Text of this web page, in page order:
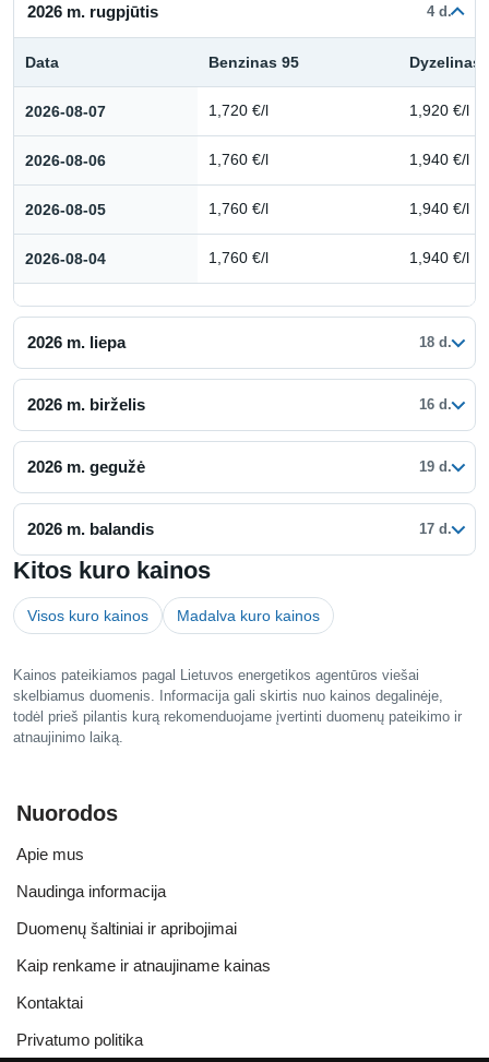
2026 m. rugpjūtis 4 d.
Data Benzinas 95 Dyzelinas
2026-08-07 1,720 €/l 1,920 €/l
2026-08-06 1,760 €/l 1,940 €/l
2026-08-05 1,760 €/l 1,940 €/l
2026-08-04 1,760 €/l 1,940 €/l
2026 m. liepa 18 d.
2026 m. birželis 16 d.
2026 m. gegužė 19 d.
2026 m. balandis 17 d.
Kitos kuro kainos
Visos kuro kainos Madalva kuro kainos
Kainos pateikiamos pagal Lietuvos energetikos agentūros viešai
skelbiamus duomenis. Informacija gali skirtis nuo kainos degalinėje,
todėl prieš pilantis kurą rekomenduojame įvertinti duomenų pateikimo ir
atnaujinimo laiką.
Nuorodos
Apie mus
Naudinga informacija
Duomenų šaltiniai ir apribojimai
Kaip renkame ir atnaujiname kainas
Kontaktai
Privatumo politika